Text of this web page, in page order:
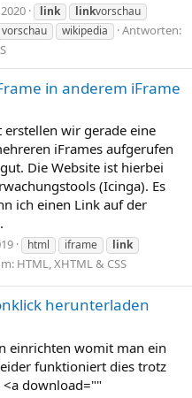
link linkvorschau
vorschau wikipedia
Antworten:
in anderem iFrame
wir gerade eine
iFrames aufgerufen
Die Website ist hierbei
(Icinga). Es
ich einen Link auf der
html iframe
link
HTML, XHTML & CSS
herunterladen
einrichten womit man ein
funktioniert dies trotz
download=""